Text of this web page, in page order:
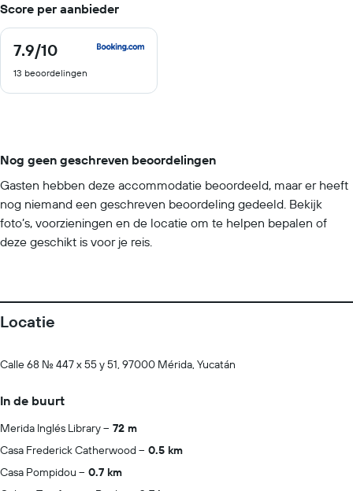
Score per aanbieder
7.9/10
7.9
10
13 beoordelingen
Nog geen geschreven beoordelingen
Gasten hebben deze accommodatie beoordeeld, maar er heeft
nog niemand een geschreven beoordeling gedeeld. Bekijk
foto’s, voorzieningen en de locatie om te helpen bepalen of
deze geschikt is voor je reis.
Locatie
Calle 68 No. 447 x 55 y 51, 97000 Mérida, Yucatán
In de buurt
Merida Inglés Library
72 m
Casa Frederick Catherwood
0.5 km
Casa Pompidou
0.7 km